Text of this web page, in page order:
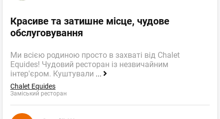
Красиве та затишне місце, чудове
обслуговування
Ми всією родиною просто в захваті від Chalet
Equides! Чудовий ресторан із незвичайним
інтер'єром. Куштували ...
Chalet Equides
Заміський ресторан